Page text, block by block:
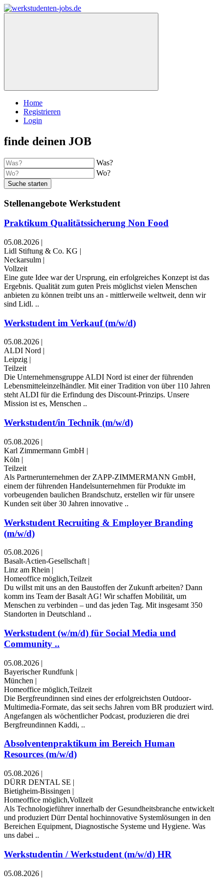
Home
Registrieren
Login
finde deinen JOB
Was?
Wo?
Suche starten
Stellenangebote Werkstudent
Praktikum Qualitätssicherung Non Food
05.08.2026 |
Lidl Stiftung & Co. KG |
Neckarsulm |
Vollzeit
Eine gute Idee war der Ursprung, ein erfolgreiches Konzept ist das
Ergebnis. Qualität zum guten Preis möglichst vielen Menschen
anbieten zu können treibt uns an - mittlerweile weltweit, denn wir
sind Lidl. ..
Werkstudent im Verkauf (m/w/d)
05.08.2026 |
ALDI Nord |
Leipzig |
Teilzeit
Die Unternehmensgruppe ALDI Nord ist einer der führenden
Lebensmitteleinzelhändler. Mit einer Tradition von über 110 Jahren
steht ALDI für die Erfindung des Discount-Prinzips. Unsere
Mission ist es, Menschen ..
Werkstudent/in Technik (m/w/d)
05.08.2026 |
Karl Zimmermann GmbH |
Köln |
Teilzeit
Als Partnerunternehmen der ZAPP-ZIMMERMANN GmbH,
einem der führenden Handelsunternehmen für Produkte im
vorbeugenden baulichen Brandschutz, erstellen wir für unsere
Kunden seit über 30 Jahren innovative ..
Werkstudent Recruiting & Employer Branding
(m/w/d)
05.08.2026 |
Basalt-Actien-Gesellschaft |
Linz am Rhein |
Homeoffice möglich,Teilzeit
Du willst mit uns an den Baustoffen der Zukunft arbeiten? Dann
komm ins Team der Basalt AG! Wir schaffen Mobilität, um
Menschen zu verbinden – und das jeden Tag. Mit insgesamt 350
Standorten in Deutschland ..
Werkstudent (w/m/d) für Social Media und
Community ..
05.08.2026 |
Bayerischer Rundfunk |
München |
Homeoffice möglich,Teilzeit
Die Bergfreundinnen sind eines der erfolgreichsten Outdoor-
Multimedia-Formate, das seit sechs Jahren vom BR produziert wird.
Angefangen als wöchentlicher Podcast, produzieren die drei
Bergfreundinnen Kaddi, ..
Absolventenpraktikum im Bereich Human
Resources (m/w/d)
05.08.2026 |
DÜRR DENTAL SE |
Bietigheim-Bissingen |
Homeoffice möglich,Vollzeit
Als Technologieführer innerhalb der Gesundheitsbranche entwickelt
und produziert Dürr Dental hochinnovative Systemlösungen in den
Bereichen Equipment, Diagnostische Systeme und Hygiene. Was
uns dabei ..
Werkstudentin / Werkstudent (m/w/d) HR
05.08.2026 |